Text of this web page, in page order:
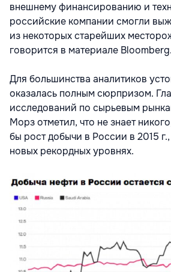
внешнему финансированию и
российские компании смогли
из некоторых старейших
говорится в материале Bloomberg.
Для большинства аналитиков
оказалась полным сюрпризом.
исследований по сырьевым
Морз отметил, что не знает
бы рост добычи в России в 2015
новых рекордных уровнях.